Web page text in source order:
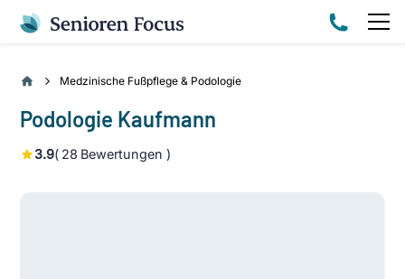
Medzinische Fußpflege & Podologie
Podologie Kaufmann
3.9( 28 Bewertungen )